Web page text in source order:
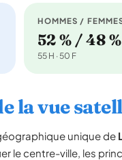
HOMMES /
52 % / 48 %
55 H · 50 F
la vue
unique de
le centre-ville, les